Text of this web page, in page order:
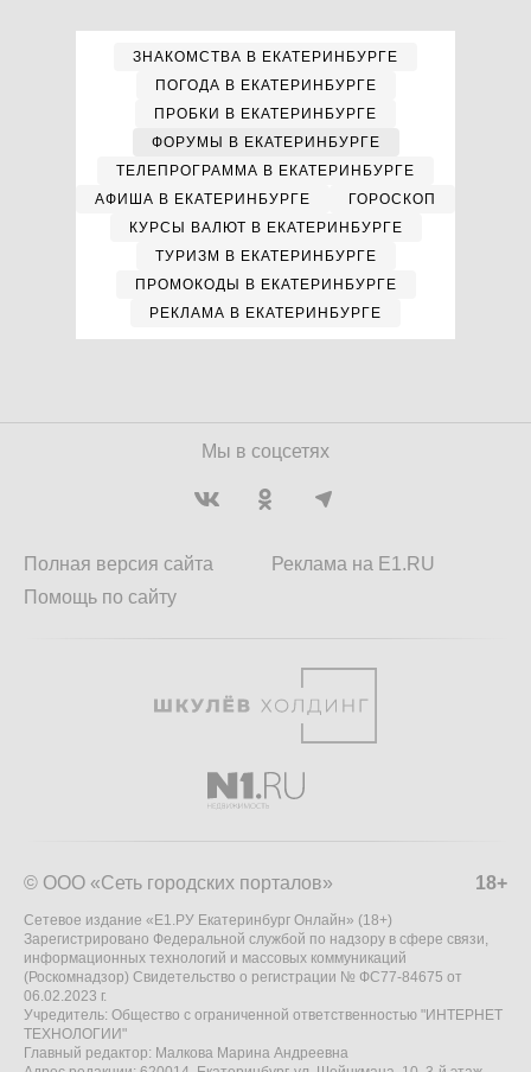
ЗНАКОМСТВА В ЕКАТЕРИНБУРГЕ
ПОГОДА В ЕКАТЕРИНБУРГЕ
ПРОБКИ В ЕКАТЕРИНБУРГЕ
ФОРУМЫ В ЕКАТЕРИНБУРГЕ
ТЕЛЕПРОГРАММА В ЕКАТЕРИНБУРГЕ
АФИША В ЕКАТЕРИНБУРГЕ
ГОРОСКОП
КУРСЫ ВАЛЮТ В ЕКАТЕРИНБУРГЕ
ТУРИЗМ В ЕКАТЕРИНБУРГЕ
ПРОМОКОДЫ В ЕКАТЕРИНБУРГЕ
РЕКЛАМА В ЕКАТЕРИНБУРГЕ
Мы в соцсетях
Полная версия сайта
Помощь по сайту
Реклама на E1.RU
18+
© ООО «Сеть городских порталов»
Сетевое издание «Е1.РУ Екатеринбург Онлайн» (18+)
Зарегистрировано Федеральной службой по надзору в сфере связи,
информационных технологий и массовых коммуникаций
(Роскомнадзор) Свидетельство о регистрации № ФС77-84675 от
06.02.2023 г.
Учредитель: Общество с ограниченной ответственностью "ИНТЕРНЕТ
ТЕХНОЛОГИИ"
Главный редактор: Малкова Марина Андреевна